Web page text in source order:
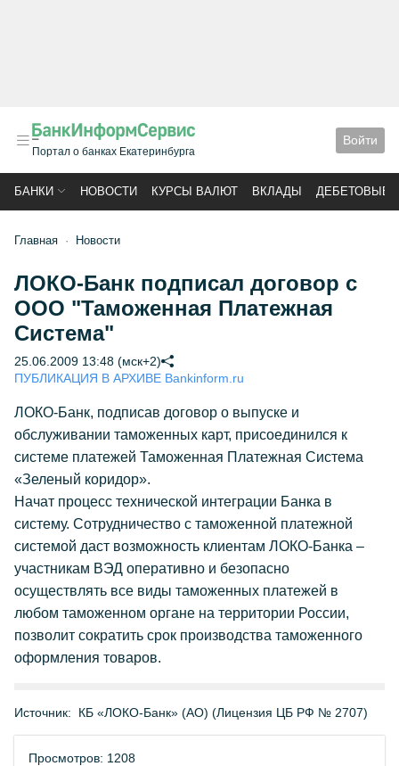
Портал о банках Екатеринбурга
Войти
БАНКИ НОВОСТИ КУРСЫ ВАЛЮТ ВКЛАДЫ ДЕБЕТОВЫЕ
Главная Новости
ЛОКО-Банк подписал договор с
ООО "Таможенная Платежная
Система"
25.06.2009 13:48 (мск+2)
ПУБЛИКАЦИЯ В АРХИВЕ Bankinform.ru
ЛОКО-Банк, подписав договор о выпуске и
обслуживании таможенных карт, присоединился к
системе платежей Таможенная Платежная Система
«Зеленый коридор».
Начат процесс технической интеграции Банка в
систему. Сотрудничество с таможенной платежной
системой даст возможность клиентам ЛОКО-Банка –
участникам ВЭД оперативно и безопасно
осуществлять все виды таможенных платежей в
любом таможенном органе на территории России,
позволит сократить срок производства таможенного
оформления товаров.
Источник: КБ «ЛОКО-Банк» (АО) (Лицензия ЦБ РФ № 2707)
Просмотров: 1208